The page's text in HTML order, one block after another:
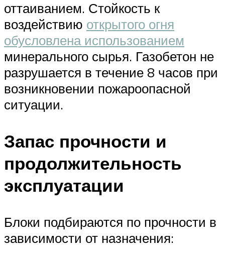
оттаиванием. Стойкость к
воздействию открытого огня
обусловлена использованием
минерального сырья. Газобетон не
разрушается в течение 8 часов при
возникновении пожароопасной
ситуации.
Запас прочности и
продолжительность
эксплуатации
Блоки подбираются по прочности в
зависимости от назначения: